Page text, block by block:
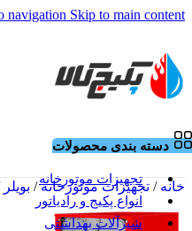
navigation Skip to main content
دسته بندی محصولات
تجهیزات موتورخانه
انواع پکیج و رادیاتور
شیرآلات بهداشتی
خانه/ تجهیزات موتورخانه/ بویلر